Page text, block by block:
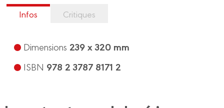
Infos Critiques
Dimensions 239 x 320 mm
ISBN 978 2 3787 8171 2